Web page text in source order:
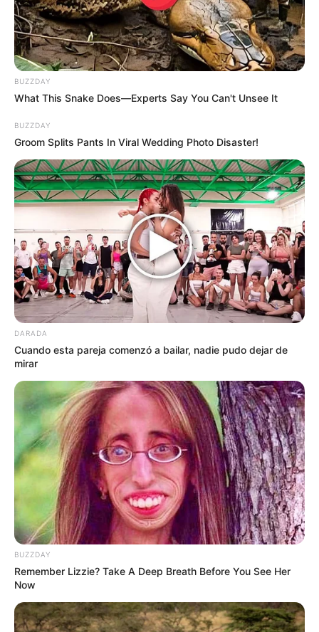
del corazón.
Muchos no lo saben… pero deberían
escucharlo.
BUZZDAY
What This Snake Does—Experts Say You Can't Unsee It
BUZZDAY
Groom Splits Pants In Viral Wedding Photo Disaster!
DARADA
Cuando esta pareja comenzó a bailar, nadie pudo dejar de
mirar
BUZZDAY
Remember Lizzie? Take A Deep Breath Before You See Her
Now